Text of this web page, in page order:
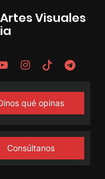
Visuales
qué opinas
Consúltanos